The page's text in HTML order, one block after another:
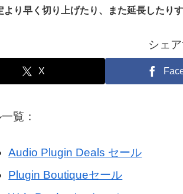
より早く切り上げたり、また延長したり
シェ
X
覧：
Audio Plugin Deals セール
Plugin Boutiqueセール